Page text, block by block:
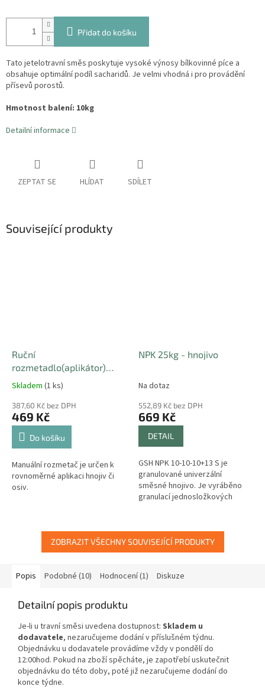
Přidat do košíku
Tato jetelotravní směs poskytuje vysoké výnosy bílkovinné píce a
obsahuje optimální podíl sacharidů. Je velmi vhodná i pro provádění
přísevů porostů.
Hmotnost balení: 10kg
Detailní informace
ZEPTAT SE HLÍDAT SDÍLET
Související produkty
Ruční
rozmetadlo(aplikátor)
hnojiv a travního osení 2,7l
Skladem (1 ks)
387,60 Kč bez DPH
469 Kč
Do košíku
Manuální rozmetač je určen k
rovnoměrné aplikaci hnojiv či
osiv.
NPK 25kg - hnojivo
Na dotaz
552,89 Kč bez DPH
669 Kč
DETAIL
GSH NPK 10-10-10+13 S je
granulované univerzální
směsné hnojivo. Je vyráběno
granulací jednosložkových
ZOBRAZIT VŠECHNY SOUVISEJÍCÍ PRODUKTY
Popis Podobné (10) Hodnocení (1) Diskuze
Detailní popis produktu
Je-li u travní směsi uvedena dostupnost: Skladem u
dodavatele, nezaručujeme dodání v příslušném týdnu.
Objednávku u dodavatele provádíme vždy v pondělí do
12:00hod. Pokud na zboží spěcháte, je zapotřebí uskutečnit
objednávku do této doby, poté již nezaručujeme dodání do
konce týdne.